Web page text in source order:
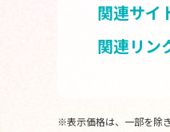
関連サイ
関連リン
※表示価格は、一部を除